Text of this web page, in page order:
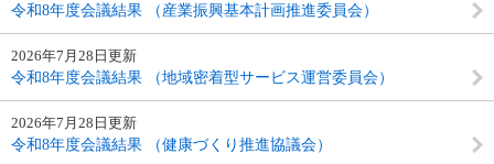
令和8年度会議結果 （産業振興基本計画推進委員会）
2026年7月28日更新
令和8年度会議結果 （地域密着型サービス運営委員会）
2026年7月28日更新
令和8年度会議結果 （健康づくり推進協議会）